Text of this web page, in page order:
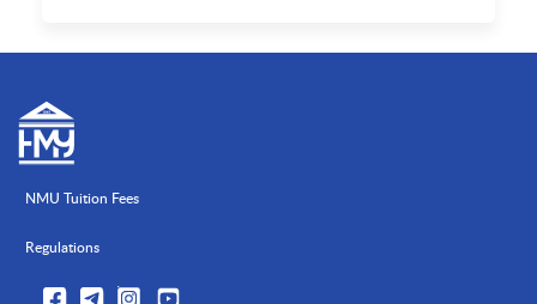
NMU Tuition Fees
Regulations